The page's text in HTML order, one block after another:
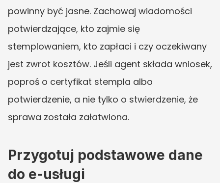
powinny być jasne. Zachowaj wiadomości
potwierdzające, kto zajmie się
stemplowaniem, kto zapłaci i czy oczekiwany
jest zwrot kosztów. Jeśli agent składa wniosek,
poproś o certyfikat stempla albo
potwierdzenie, a nie tylko o stwierdzenie, że
sprawa została załatwiona.
Przygotuj podstawowe dane
do e-usługi